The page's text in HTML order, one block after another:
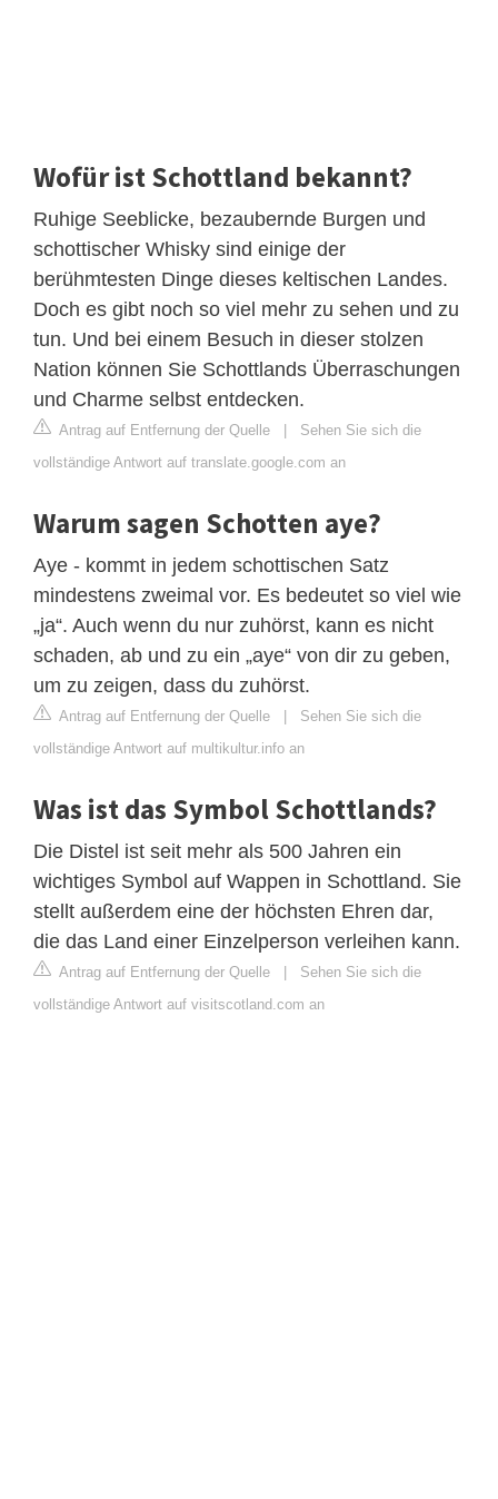
Wofür ist Schottland bekannt?
Ruhige Seeblicke, bezaubernde Burgen und
schottischer Whisky sind einige der
berühmtesten Dinge dieses keltischen Landes.
Doch es gibt noch so viel mehr zu sehen und zu
tun. Und bei einem Besuch in dieser stolzen
Nation können Sie Schottlands Überraschungen
und Charme selbst entdecken.
Antrag auf Entfernung der Quelle | Sehen Sie sich die
vollständige Antwort auf translate.google.com an
Warum sagen Schotten aye?
Aye - kommt in jedem schottischen Satz
mindestens zweimal vor. Es bedeutet so viel wie
„ja“. Auch wenn du nur zuhörst, kann es nicht
schaden, ab und zu ein „aye“ von dir zu geben,
um zu zeigen, dass du zuhörst.
Antrag auf Entfernung der Quelle | Sehen Sie sich die
vollständige Antwort auf multikultur.info an
Was ist das Symbol Schottlands?
Die Distel ist seit mehr als 500 Jahren ein
wichtiges Symbol auf Wappen in Schottland. Sie
stellt außerdem eine der höchsten Ehren dar,
die das Land einer Einzelperson verleihen kann.
Antrag auf Entfernung der Quelle | Sehen Sie sich die
vollständige Antwort auf visitscotland.com an